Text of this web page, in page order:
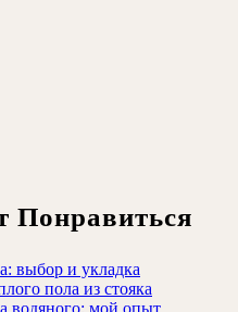
выбор и укладка
пола из стояка